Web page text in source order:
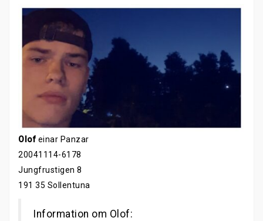
Olof einar Panzar
20041114-6178
Jungfrustigen 8
191 35 Sollentuna
Information om Olof: